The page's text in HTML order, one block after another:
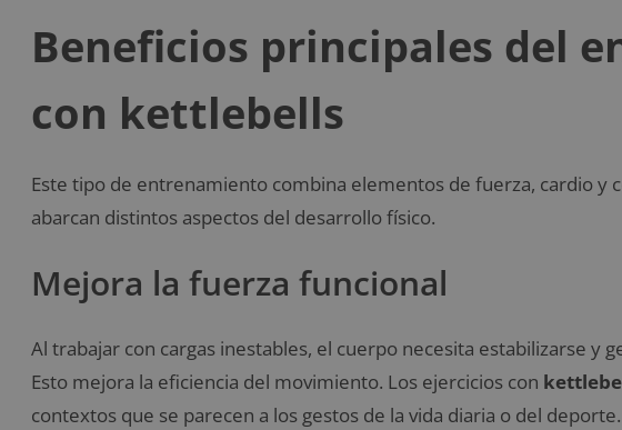
Beneficios principales del
con kettlebells
Este tipo de entrenamiento combina elementos de fuerza, cardio y
abarcan distintos aspectos del desarrollo físico.
Mejora la fuerza funcional
Al trabajar con cargas inestables, el cuerpo necesita estabilizarse y
Esto mejora la eficiencia del movimiento. Los ejercicios con
contextos que se parecen a los gestos de la vida diaria o del deporte.